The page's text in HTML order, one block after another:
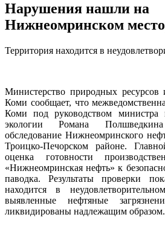
Нарушения нашли на
Нижнеомринском
Территория находится в
Министерство природных ресурсов
Коми сообщает, что
Коми под руководством министра
экологии Романа
обследование Нижнеомринского
Троицко-Печорском районе.
оценка готовности
«Нижнеомринская нефть» к
паводка. Результаты проверки
находится в
выявленные нефтяные
ликвидированы надлежащим образом.